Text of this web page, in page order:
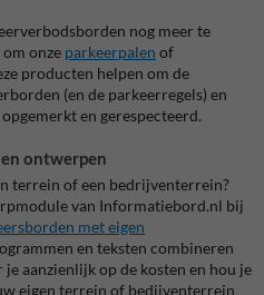
nog meer te
onze parkeerpalen of
producten helpen om de
(en de parkeerregels) en
en gerespecteerd.
ontwerpen
terrein of een bedrijventerrein?
van Informatiebord.nl bij
met eigen
en teksten combineren
aanzienlijk op de kosten en hou je
eigen terrein of bedijventerrein